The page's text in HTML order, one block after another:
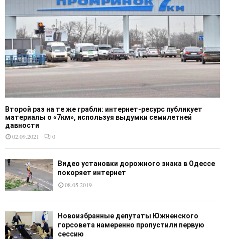
Второй раз на те же грабли: интернет-ресурс публикует
материалы о «7км», используя выдумки семилетней
давности
02.09.2021
0
Видео установки дорожного знака в Одессе
покоряет интернет
08.05.2019
Новоизбранные депутаты Южненского
горсовета намеренно пропустили первую
сессию